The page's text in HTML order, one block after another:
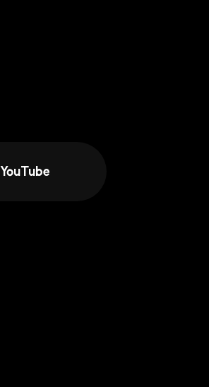
YouTube